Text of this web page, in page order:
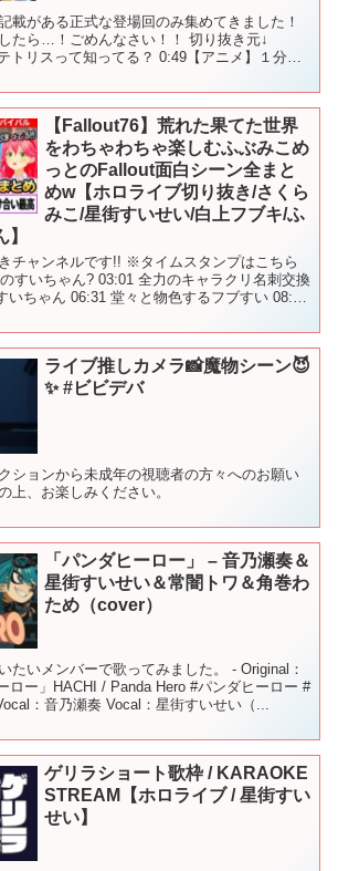
載がある正式な登場回のみ集めてきました！
たら…！ごめんなさい！！ 切り抜き元↓
トリスって知ってる？ 0:49【アニメ】１分で
【Fallout76】荒れた果てた世界
をわちゃわちゃ楽しむふぶみこめ
っとのFallout面白シーン全まと
めw【ホロライブ切り抜き/さくら
みこ/星街すいせい/白上フブキ/ふ
チャンネルです!! ※タイムスタンプはこちら
すいちゃん? 03:01 全力のキャラクリ名刺交換
いちゃん 06:31 堂々と物色するフブすい 08:10
ライブ推しカメラ📸魔物シーン😈
✨ #ビビデバ
ションから未成年の視聴者の方々へのお願い
上、お楽しみください。
「パンダヒーロー」 – 音乃瀬奏＆
星街すいせい＆常闇トワ＆角巻わ
ため（cover）
たいメンバーで歌ってみました。 - Original：
ロー」HACHI / Panda Hero #パンダヒーロー #
：音乃瀬奏 Vocal：星街すいせい（...
ゲリラショート歌枠 / KARAOKE
STREAM【ホロライブ / 星街すい
せい】